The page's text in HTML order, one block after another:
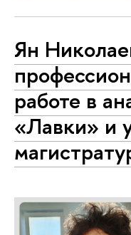
Ян
работе в
«Лавки» и